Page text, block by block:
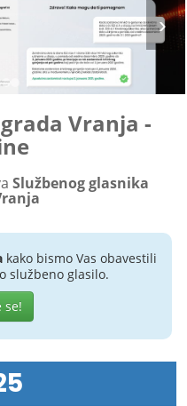
Vranja -
Službenog glasnika
kako bismo Vas obavestili
službeno glasilo.
se!